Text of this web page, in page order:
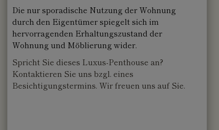
Die nur sporadische Nutzung der Wohnung
durch den Eigentümer spiegelt sich im
hervorragenden Erhaltungszustand der
Wohnung und Möblierung wider.
Spricht Sie dieses Luxus-Penthouse an?
Kontaktieren Sie uns bzgl. eines
Besichtigungstermins. Wir freuen uns auf Sie.